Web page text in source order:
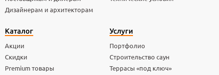
Дизайнерам и архитекторам
Каталог
Акции
Скидки
Premium товары
Услуги
Портфолио
Строительство саун
Террасы «под ключ»